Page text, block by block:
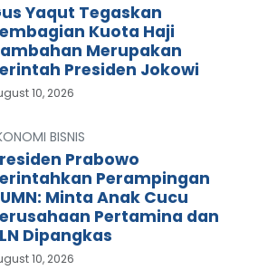
Yaqut Tegaskan
Kuota Haji
Merupakan
Presiden Jokowi
10, 2026
BISNIS
Prabowo
Perampingan
Minta Anak Cucu
Pertamina dan
Dipangkas
10, 2026